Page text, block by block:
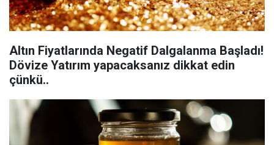
Altın Fiyatlarında Negatif Dalgalanma Başladı!
Dövize Yatırım yapacaksanız dikkat edin
çünkü..